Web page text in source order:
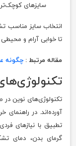
سایزهای کوچک‌تر
انتخاب سایز مناسب
تا خوابی آرام و
مقاله مرتبط : چگونه
تکنولوژی‌های نوین
آورده‌اند. در
تطبیق با نیازهای
گرمای بدن، دمای